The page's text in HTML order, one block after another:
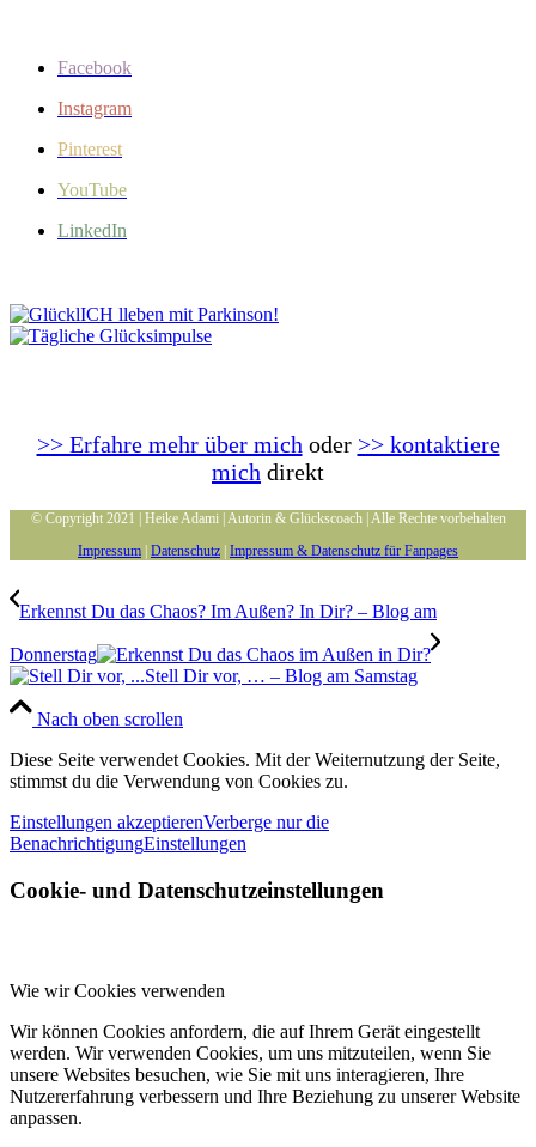
Facebook
Instagram
Pinterest
YouTube
LinkedIn
>> Erfahre mehr über mich oder >> kontaktiere
mich direkt
© Copyright 2021 | Heike Adami | Autorin & Glückscoach | Alle Rechte vorbehalten
Impressum Datenschutz Impressum & Datenschutz für Fanpages
Erkennst Du das Chaos? Im Außen? In Dir? – Blog am
Donnerstag
Stell Dir vor, … – Blog am Samstag
Nach oben scrollen
Diese Seite verwendet Cookies. Mit der Weiternutzung der Seite,
stimmst du die Verwendung von Cookies zu.
Einstellungen akzeptierenVerberge nur die
BenachrichtigungEinstellungen
Cookie- und Datenschutzeinstellungen
Wie wir Cookies verwenden
Wir können Cookies anfordern, die auf Ihrem Gerät eingestellt
werden. Wir verwenden Cookies, um uns mitzuteilen, wenn Sie
unsere Websites besuchen, wie Sie mit uns interagieren, Ihre
Nutzererfahrung verbessern und Ihre Beziehung zu unserer Website
anpassen.